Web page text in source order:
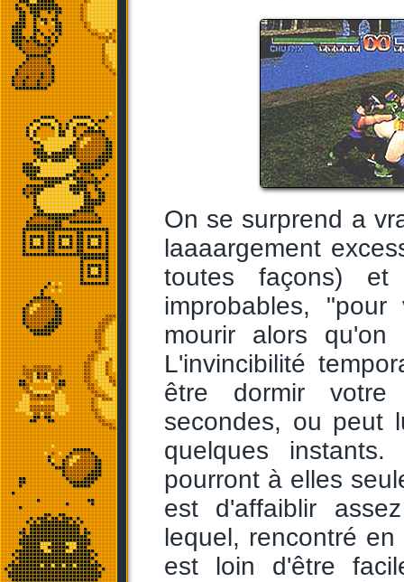
On se surprend a
laaaargement
toutes façons)
improbables,
mourir alors
L'invincibilité
être dormir votre
secondes, ou peut
quelques
pourront à elles
est d'affaiblir
lequel, rencontré
est loin d'être